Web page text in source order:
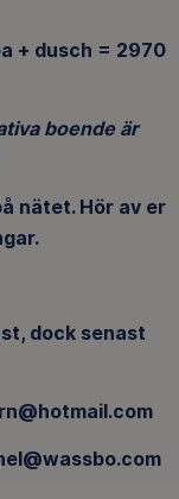
+ dusch = 2970
boende är
nätet. Hör av er
dock senast